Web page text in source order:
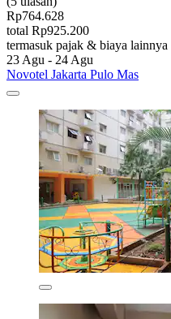
Rp764.628
total Rp925.200
termasuk pajak & biaya lainnya
23 Agu - 24 Agu
Novotel Jakarta Pulo Mas